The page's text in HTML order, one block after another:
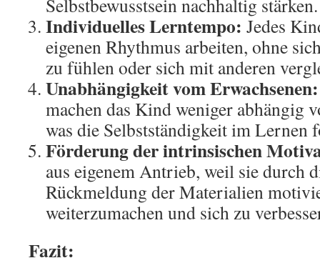
Selbstbewusstsein nachhaltig stärken.
Individuelles Lerntempo: Jedes
eigenen Rhythmus arbeiten, ohne
zu fühlen oder sich mit anderen
Unabhängigkeit vom Erwachsenen:
machen das Kind weniger abhängig
was die Selbstständigkeit im Lernen
Förderung der intrinsischen
aus eigenem Antrieb, weil sie durch
Rückmeldung der Materialien
weiterzumachen und sich zu
Fazit: